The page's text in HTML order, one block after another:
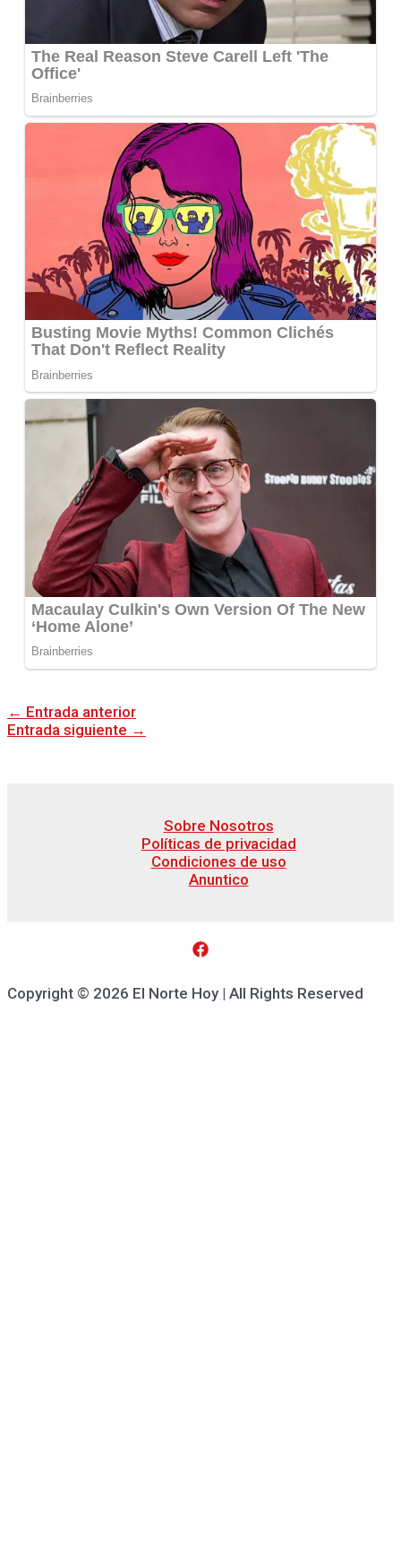
← Entrada anterior
Entrada siguiente →
Sobre Nosotros
Políticas de privacidad
Condiciones de uso
Anuntico
Copyright © 2026 El Norte Hoy | All Rights Reserved